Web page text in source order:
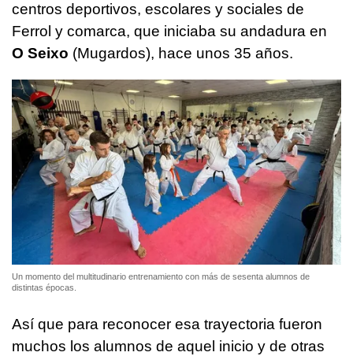
centros deportivos, escolares y sociales de
Ferrol y comarca, que iniciaba su andadura en
O Seixo (Mugardos), hace unos 35 años.
Un momento del multitudinario entrenamiento con más de sesenta alumnos de
distintas épocas.
Así que para reconocer esa trayectoria fueron
muchos los alumnos de aquel inicio y de otras